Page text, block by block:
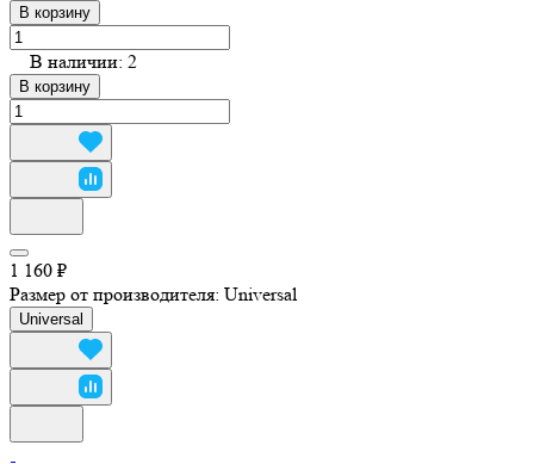
В корзину
В наличии: 2
В корзину
1 160 ₽
Размер от производителя: Universal
Universal